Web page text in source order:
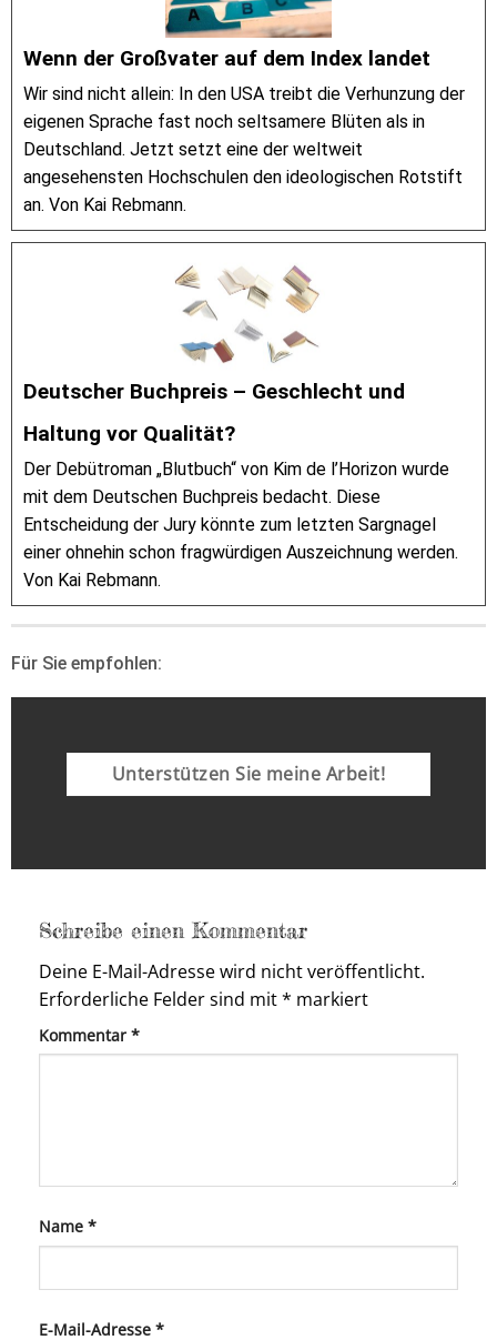
Wenn der Großvater auf dem Index landet
Wir sind nicht allein: In den USA treibt die Verhunzung der
eigenen Sprache fast noch seltsamere Blüten als in
Deutschland. Jetzt setzt eine der weltweit
angesehensten Hochschulen den ideologischen Rotstift
an. Von Kai Rebmann.
Deutscher Buchpreis – Geschlecht und
Haltung vor Qualität?
Der Debütroman „Blutbuch“ von Kim de l’Horizon wurde
mit dem Deutschen Buchpreis bedacht. Diese
Entscheidung der Jury könnte zum letzten Sargnagel
einer ohnehin schon fragwürdigen Auszeichnung werden.
Von Kai Rebmann.
Für Sie empfohlen:
Unterstützen Sie meine Arbeit!
Schreibe einen Kommentar
Deine E-Mail-Adresse wird nicht veröffentlicht.
Erforderliche Felder sind mit* markiert
Kommentar *
Name *
E-Mail-Adresse *